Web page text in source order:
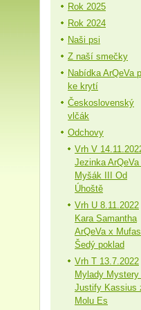
Rok 2025
Rok 2024
Naši psi
Z naší smečky
Nabídka ArQeVa
ke krytí
Československý
vlčák
Odchovy
Vrh V
Jezinka
Myšák III Od
Úhoště
Vrh U 8.11.2022
Kara Samantha
ArQeVa x
Šedý poklad
Vrh T 13.7.2022
Mylady Mystery
Justify Kassius
Molu Es